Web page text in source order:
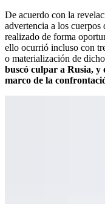
De acuerdo con la
advertencia a los
realizado de forma
ello ocurrió incluso con
o materialización de
buscó culpar a Rusia, y
marco de la